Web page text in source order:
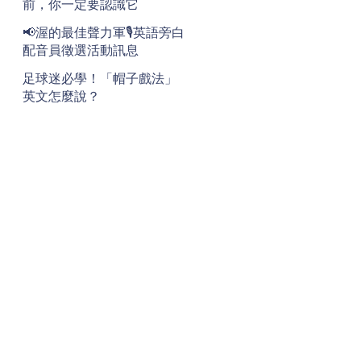
前，你一定要認識它
📢渥的最佳聲力軍🎙️英語旁白
配音員徵選活動訊息
足球迷必學！「帽子戲法」
英文怎麼說？